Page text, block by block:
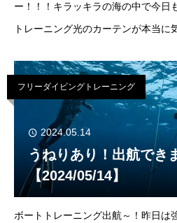
ー！！！キラッキラの海の中で今日
トレーニング光のカーテンが本当に
ー
フリーダイビングトレーニング
2024.05.14
うねりあり！出航でき
【2024/05/14】
ボートトレーニング出航～！昨日は